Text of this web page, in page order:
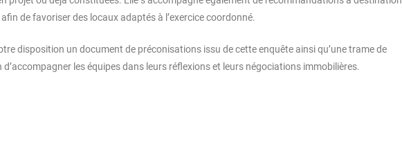
de favoriser des locaux adaptés à l’exercice coordonné.
disposition un document de préconisations issu de cette enquête ainsi qu’une trame de
les équipes dans leurs réflexions et leurs négociations immobilières.